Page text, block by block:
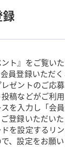
ント』をご覧い
員登録いただ
ゼントのご応
稿などがご利用
を入力し「会
登録いただい
を設定するリ
、設定をお願い